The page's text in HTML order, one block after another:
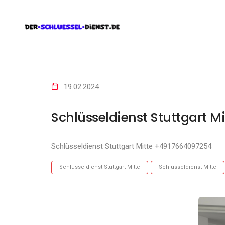
19.02.2024
Schlüsseldienst Stuttgart
Schlüsseldienst Stuttgart Mitte +4917664097254
Schlüsseldienst Stuttgart Mitte Schlüsseldienst Mitte